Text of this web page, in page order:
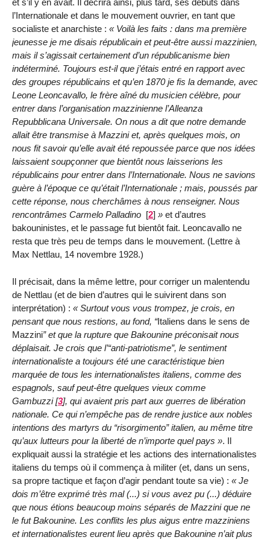
l’Internationale et dans le mouvement ouvrier, en tant que
socialiste et anarchiste :
Voilà les faits : dans ma première
jeunesse je me disais républicain et peut-être aussi mazzinien,
mais il s’agissait certainement d’un républicanisme bien
indéterminé. Toujours est-il que j’étais entré en rapport avec
des groupes républicains et qu’en 1870 je fis la demande, avec
Leone Leoncavallo, le frère aîné du musicien célèbre, pour
entrer dans l’organisation mazzinienne l’Alleanza
Repubblicana Universale. On nous a dit que notre demande
allait être transmise à Mazzini et, après quelques mois, on
nous fit savoir qu’elle avait été repoussée parce que nos idées
laissaient soupçonner que bientôt nous laisserions les
républicains pour entrer dans l’Internationale. Nous ne savions
guère à l’époque ce qu’était l’Internationale ; mais, poussés par
cette réponse, nous cherchâmes à nous renseigner. Nous
rencontrâmes Carmelo Palladino [2]
et d’autres
bakouninistes, et le passage fut bientôt fait. Leoncavallo ne
resta que très peu de temps dans le mouvement. (Lettre à
Max Nettlau, 14 novembre 1928.)
Il précisait, dans la même lettre, pour corriger un malentendu
de Nettlau (et de bien d’autres qui le suivirent dans son
interprétation) :
Surtout vous vous trompez, je crois, en
pensant que nous restions, au fond, Italiens dans le sens de
Mazzini et que la rupture que Bakounine préconisait nous
déplaisait. Je crois que l’ anti-patriotisme , le sentiment
internationaliste a toujours été une caractéristique bien
marquée de tous les internationalistes italiens, comme des
espagnols, sauf peut-être quelques vieux comme
Gambuzzi[3], qui avaient pris part aux guerres de libération
nationale. Ce qui n’empêche pas de rendre justice aux nobles
intentions des martyrs du risorgimento italien, au même titre
qu’aux lutteurs pour la liberté de n’importe quel pays
. Il
expliquait aussi la stratégie et les actions des internationalistes
italiens du temps où il commença à militer (et, dans un sens,
sa propre tactique et façon d’agir pendant toute sa vie) :
Je
dois m’être exprimé très mal (...) si vous avez pu (...) déduire
que nous étions beaucoup moins séparés de Mazzini que ne
le fut Bakounine. Les conflits les plus aigus entre mazziniens
et internationalistes eurent lieu après que Bakounine n’ait plus